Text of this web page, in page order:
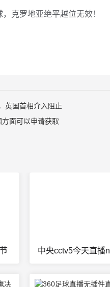
克罗地亚绝平越位无效！
英国首相介入阻止
面可以申请获取
中央cctv5今天直播